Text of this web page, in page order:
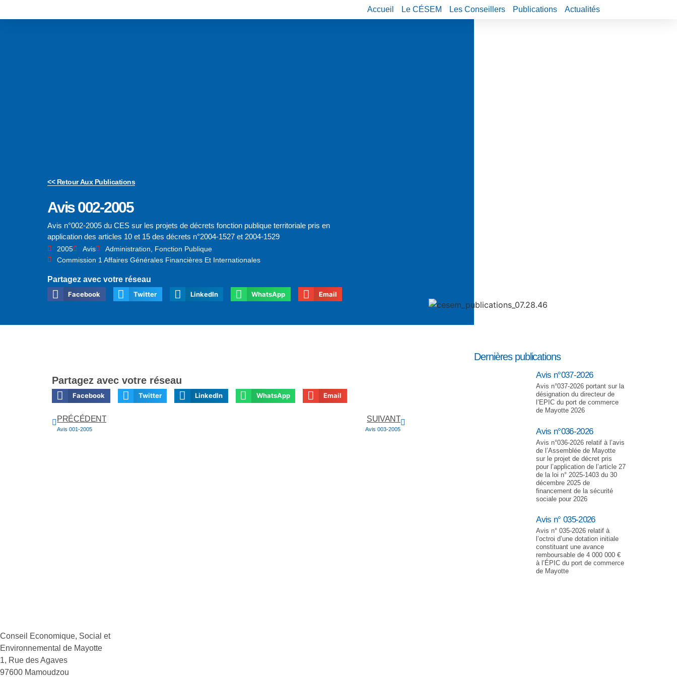
Accueil Le CÉSEM Les Conseillers Publications Actualités
<< Retour Aux Publications
Avis 002-2005
Avis n°002-2005 du CES sur les projets de décrets fonction publique territoriale pris en
application des articles 10 et 15 des décrets n°2004-1527 et 2004-1529
2005 Avis Administration
Fonction Publique
Commission 1 Affaires Générales Financières Et Internationales
Partagez avec votre réseau
Facebook Twitter LinkedIn WhatsApp Email
Partagez avec votre réseau
Facebook Twitter LinkedIn WhatsApp Email
PRÉCÉDENT
Avis 001-2005
SUIVANT
Avis 003-2005
Dernières publications
Avis n°037-2026
Avis n°037-2026 portant sur la
désignation du directeur de
l’EPIC du port de commerce
de Mayotte 2026
Avis n°036-2026
Avis n°036-2026 relatif à l’avis
de l’Assemblée de Mayotte
sur le projet de décret pris
pour l’application de l’article 27
de la loi n° 2025-1403 du 30
décembre 2025 de
financement de la sécurité
sociale pour 2026
Avis n° 035-2026
Avis n° 035-2026 relatif à
l’octroi d’une dotation initiale
constituant une avance
remboursable de 4 000 000 €
à l’ÉPIC du port de commerce
de Mayotte
Conseil Economique, Social et
Environnemental de Mayotte
1, Rue des Agaves
97600 Mamoudzou